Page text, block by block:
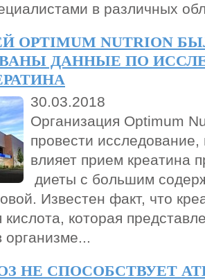
в различных
OPTIMUM NUTRION
ДАННЫЕ ПО
30.03.2018
Организация Optimum
провести исследование,
влияет прием креатина
диеты с большим
Известен факт, что
кислота, которая
организме...
НЕ СПОСОБСТВУЕТ